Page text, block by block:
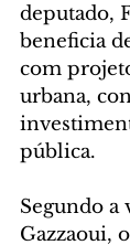
deputado,
beneficia
com
urbana,
pública.
Segundo a
Gazzaoui,